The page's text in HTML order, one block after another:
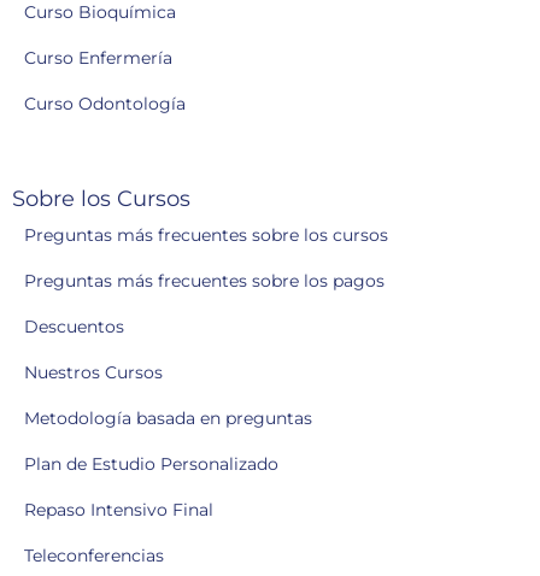
Curso Bioquímica
Curso Enfermería
Curso Odontología
Sobre los Cursos
Preguntas más frecuentes sobre los cursos
Preguntas más frecuentes sobre los pagos
Descuentos
Nuestros Cursos
Metodología basada en preguntas
Plan de Estudio Personalizado
Repaso Intensivo Final
Teleconferencias